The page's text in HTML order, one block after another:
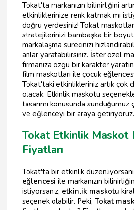
Tokat'ta markanızın bilinirliğini
etkinliklerinize renk katmak mı
doğru yerdesiniz! Tokat maskotlar
stratejilerinizi bambaşka bir
markalaşma sürecinizi
anlar yaratabilirsiniz. İster özel
firmanıza özgü bir karakter
film maskotları ile çocuk
Tokat'taki etkinlikleriniz artık çok
olacak. Etkinlik maskotu
tasarımı konusunda sunduğumuz
ve eğlenceyi bir araya getiriyoruz.
Tokat Etkinlik Maskot
Fiyatları
Tokat'ta bir etkinlik
eğlencesi ile markanızın
istiyorsanız, etkinlik maskotu
seçenek olabilir. Peki, Tokat